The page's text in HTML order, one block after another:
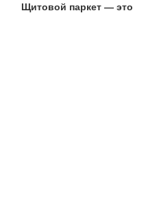
Щитовой паркет — это